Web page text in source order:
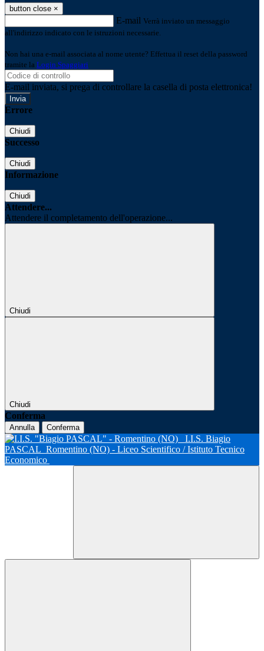
button close ×
E-mail Verrà inviato un messaggio
all'indirizzo indicato con le istruzioni necessarie.
Non hai una e-mail associata al nome utente? Effettua il reset della password
tramite la Login Spaggiari
E-mail inviata, si prega di controllare la casella di posta elettronica!
Errore
Chiudi
Successo
Chiudi
Informazione
Chiudi
Attendere...
Attendere il completamento dell'operazione...
Chiudi
Chiudi
Conferma
Annulla Conferma
I.I.S. Biagio
PASCAL Romentino (NO) - Liceo Scientifico / Istituto Tecnico
Economico